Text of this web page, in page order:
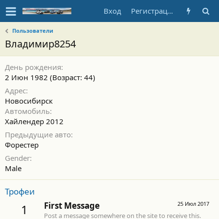
Вход Регистрация
Пользователи
Владимир8254
День рождения
2 Июн 1982 (Возраст: 44)
Адрес
Новосибирск
Автомобиль
Хайлендер 2012
Предыдущие авто
Форестер
Gender
Male
Трофеи
1 25 Июл 2017
First Message
Post a message somewhere on the site to receive this.